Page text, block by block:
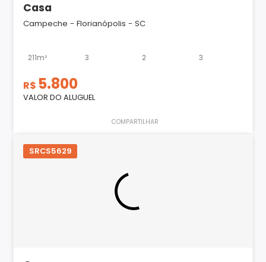
Casa
Campeche - Florianópolis - SC
211m² 3 2 3
R$ 5.800
VALOR DO ALUGUEL
COMPARTILHAR
SRCS5629